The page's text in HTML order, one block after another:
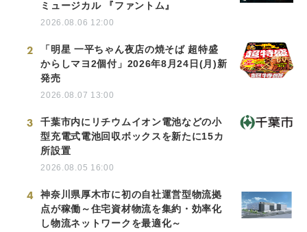
ミュージカル 『ファントム』
2026.08.06 12:00
2
「明星 一平ちゃん夜店の焼そば 超特盛
からしマヨ2個付」2026年8月24日(月)新
発売
2026.08.07 13:00
3
千葉市内にリチウムイオン電池などの小
型充電式電池回収ボックスを新たに15カ
所設置
2026.08.05 16:00
4
神奈川県厚木市に初の自社運営型物流拠
点が稼働～住宅資材物流を集約・効率化
し物流ネットワークを最適化～